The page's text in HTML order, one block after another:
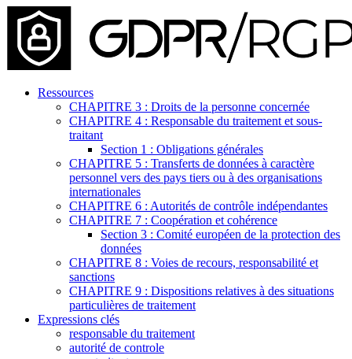
Ressources
CHAPITRE 3 : Droits de la personne concernée
CHAPITRE 4 : Responsable du traitement et sous-
traitant
Section 1 : Obligations générales
CHAPITRE 5 : Transferts de données à caractère
personnel vers des pays tiers ou à des organisations
internationales
CHAPITRE 6 : Autorités de contrôle indépendantes
CHAPITRE 7 : Coopération et cohérence
Section 3 : Comité européen de la protection des
données
CHAPITRE 8 : Voies de recours, responsabilité et
sanctions
CHAPITRE 9 : Dispositions relatives à des situations
particulières de traitement
Expressions clés
responsable du traitement
autorité de controle